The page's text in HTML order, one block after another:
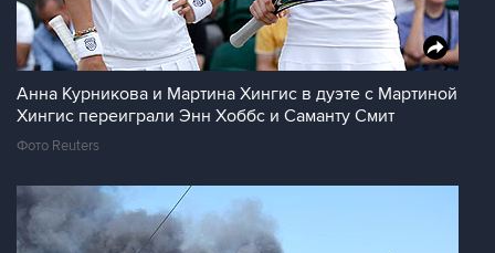
Анна Курникова и Мартина Хингис в дуэте с Мартиной
Хингис переиграли Энн Хоббс и Саманту Смит
Фото Reuters